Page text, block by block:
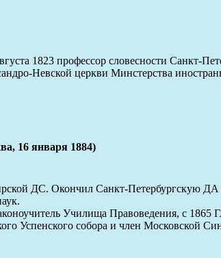
1823 профессор словесности Санкт-
Невской церкви Минстерства
16 января 1884)
ДС. Окончил Санкт-Петербургскую ДА
Училища Правоведения, c 1865
Успенского собора и член Московской